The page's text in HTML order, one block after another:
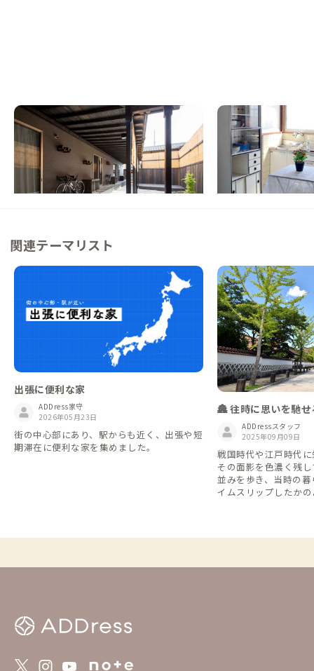
京都西大路A邸
京都府 ゲストハウス
【京都駅一駅】バイクとヨガが楽しめる秘密
基地のような家
この家からの距離 6km
枚方A邸
大阪府 戸建て
【大阪・京都まで1
る昭和レトロな家
この家からの距離 12km
関連テーマリスト
出張に便利な家
ADDress家守
2026年05月23日
街の中心部にあり、駅からも近く、出張や短
期滞在に便利な家を集めました。
🏯 往時に思いを馳
ADDressスタッフ
2025年09月09日
戦国時代や江戸時代
その面影を色濃く残
並みを歩き、当時の
イムスリップしたか